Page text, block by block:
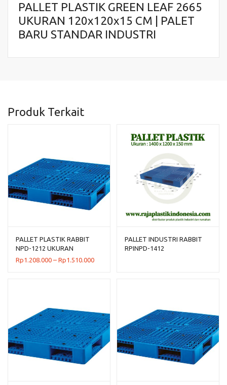
PALLET PLASTIK GREEN LEAF 2665
UKURAN 120x120x15 CM | PALET
BARU STANDAR INDUSTRI
Produk Terkait
PALLET PLASTIK RABBIT
NPD-1212 UKURAN
120x120x15 CM
Rp1.208.000 – Rp1.510.000Rentang
PALLET INDUSTRI RABBIT
RPINPD-1412